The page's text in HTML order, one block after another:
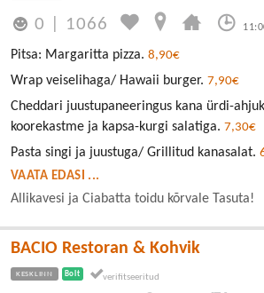
0 1066
Pitsa: Margaritta pizza. 8,90€
Wrap veiselihaga/ Hawaii burger. 7,90€
Cheddari juustupaneeringus kana ürdi-
koorekastme ja kapsa-kurgi salatiga. 7,30€
Pasta singi ja juustuga/ Grillitud kanasalat.
VAATA EDASI ...
Allikavesi ja Ciabatta toidu kõrvale Tasuta!
BACIO Restoran & Kohvik
KESKLINN Bolt